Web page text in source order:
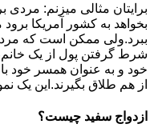
برایتان مثالی میزنم: مردی
بخواهد به کشور آمریکا برود
ببرد.ولی ممکن است که
شرط گرفتن پول از یک
خود و به عنوان همسر خود با
از هم طلاق بگیرند.این یک
ازدواج سفید چیست؟